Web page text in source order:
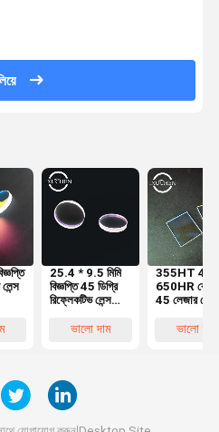
জন্য
25.4 * 9.5 মিমি
বিজ্ঞপ্তি 45 ডিগ্রি
রিফ্লেকটিভ লেন্স
আলেকজান্দ্রিত
ভালো দাম
355HT 460
650HR
45 লেজার
রিফ্লেকটিভ লেন্স
ভালো দাম